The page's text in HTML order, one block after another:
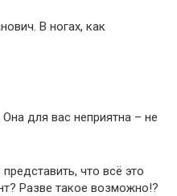
В ногах, как
для вас неприятна – не
что всё это
Разве такое возможно!?